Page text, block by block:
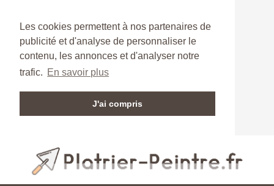
Les cookies permettent à nos partenaires de
publicité et d'analyse de personnaliser le
contenu, les annonces et d'analyser notre
trafic. En savoir plus
J'ai compris